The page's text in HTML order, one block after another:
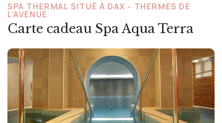
SPA THERMAL SITUÉ À DAX - THERMES DE
L'AVENUE
Carte cadeau Spa Aqua Terra